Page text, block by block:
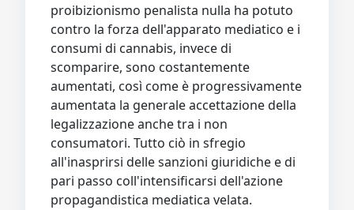
proibizionismo penalista nulla ha potuto
contro la forza dell'apparato mediatico e i
consumi di cannabis, invece di
scomparire, sono costantemente
aumentati, così come è progressivamente
aumentata la generale accettazione della
legalizzazione anche tra i non
consumatori. Tutto ciò in sfregio
all'inasprirsi delle sanzioni giuridiche e di
pari passo coll'intensificarsi dell'azione
propagandistica mediatica velata.